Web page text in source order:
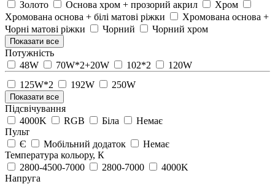
Золото
Основа хром + прозорий акрил
Хром
Хромована основа + білі матові ріжки
Хромована основа +
Чорні матові ріжки
Чорний Чорний хром
Показати все
Потужність
48W
70W*2+20W 102*2
120W
125W*2
192W 250W
Показати все
Підсвічування
4000K
RGB Біла
Немає
Пульт
Є
Мобільний додаток
Немає
Температура кольору, К
2800-4500-7000
2800-7000
4000K
Напруга